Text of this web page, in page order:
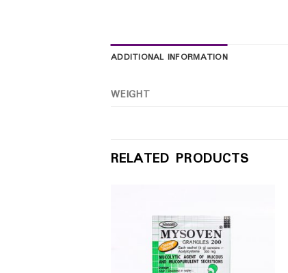
ADDITIONAL INFORMATION
WEIGHT
RELATED PRODUCTS